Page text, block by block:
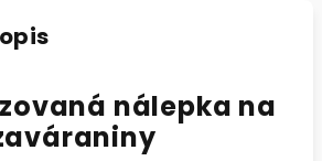
nálepka na